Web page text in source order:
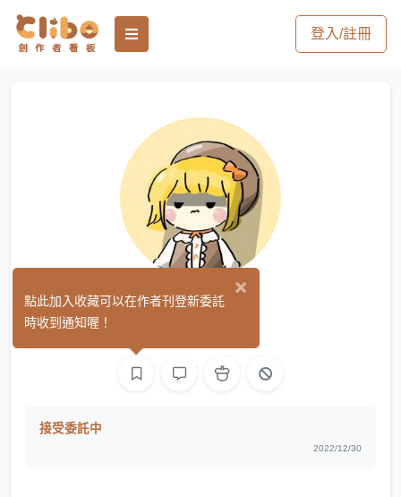
登入/註冊
月月 (1)
接受委託中
2022/12/30
×
點此加入收藏可以在作者刊登新委託
時收到通知喔！